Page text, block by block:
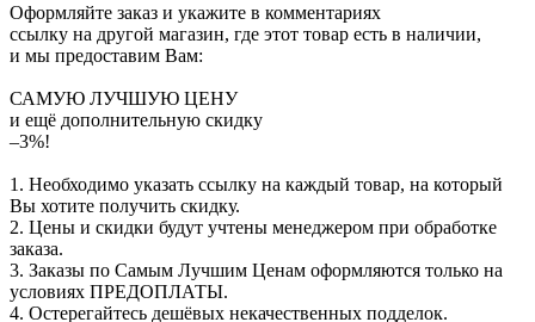
Оформляйте заказ и укажите в комментариях
ссылку на другой магазин, где этот товар есть в наличии,
и мы предоставим Вам:
САМУЮ ЛУЧШУЮ ЦЕНУ
и ещё дополнительную скидку
–3%!
1. Необходимо указать ссылку на каждый товар, на который
Вы хотите получить скидку.
2. Цены и скидки будут учтены менеджером при обработке
заказа.
3. Заказы по Самым Лучшим Ценам оформляются только на
условиях ПРЕДОПЛАТЫ.
4. Остерегайтесь дешёвых некачественных подделок.